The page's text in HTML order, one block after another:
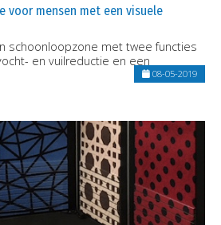
voor mensen met een visuele
schoonloopzone met twee functies
en vuilreductie en een
08-05-2019